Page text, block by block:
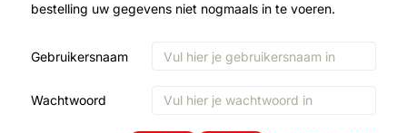
bestelling uw gegevens niet nogmaals in te voeren.
Gebruikersnaam
Wachtwoord